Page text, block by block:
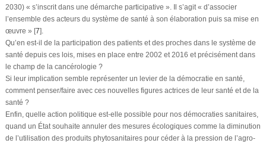
2030) « s’inscrit dans une démarche participative ». Il s’agit « d’associer
l’ensemble des acteurs du système de santé à son élaboration puis sa mise en
œuvre » [7].
Qu’en est-il de la participation des patients et des proches dans le système de
santé depuis ces lois, mises en place entre 2002 et 2016 et précisément dans
le champ de la cancérologie ?
Si leur implication semble représenter un levier de la démocratie en santé,
comment penser/faire avec ces nouvelles figures actrices de leur santé et de la
santé ?
Enfin, quelle action politique est-elle possible pour nos démocraties sanitaires,
quand un État souhaite annuler des mesures écologiques comme la diminution
de l’utilisation des produits phytosanitaires pour céder à la pression de l’agro-